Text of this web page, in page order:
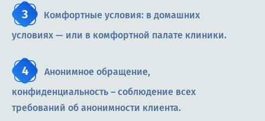
Комфортные условия: в домашних
условиях — или в комфортной палате клиники.
Анонимное обращение,
конфиденциальность – соблюдение всех
требований об анонимности клиента.